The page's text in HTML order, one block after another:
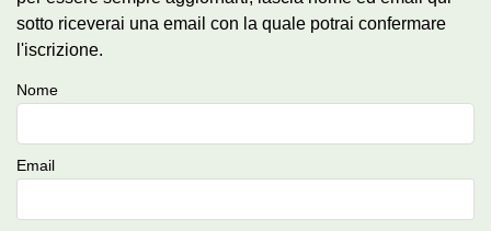
sotto riceverai una email con la quale potrai confermare
l'iscrizione.
Nome
Email